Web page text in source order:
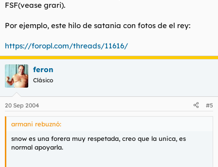
FSF(vease grari).
Por ejemplo, este hilo de satania con fotos de el rey:
https://foropl.com/threads/11616/
feron
Clásico
20 Sep 2004 #5
armani rebuznó:
snow es una forera muy respetada, creo que la unica, es
normal apoyarla.